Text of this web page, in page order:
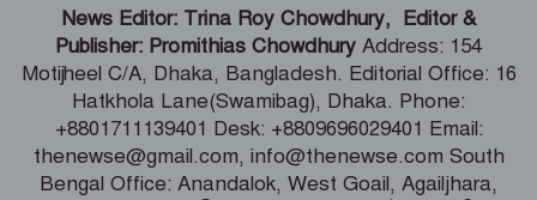
টেকসই গণতন্ত্র প্রতিষ্ঠায় স্বাধীন ও শক্তিশালী
গণমাধ্যমের বিকল্প নেই -মির্জা ফখরুল
জুলাই তথ্যচিত্র থেকে আবু সাঈদের ছবি-
ভিডিও যে কারণে বাদ দেওয়া হয়েছিল
News Editor: Trina Roy Chowdhury, Editor &
Publisher: Promithias Chowdhury Address: 154
Motijheel C/A, Dhaka, Bangladesh. Editorial Office: 16
Hatkhola Lane(Swamibag), Dhaka. Phone:
+8801711139401 Desk: +8809696029401 Email:
thenewse@gmail.com, info@thenewse.com South
Bengal Office: Anandalok, West Goail, Agailjhara,